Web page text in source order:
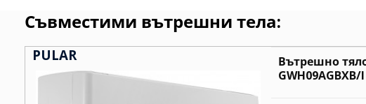
Съвместими вътрешни тела:
PULAR
Вътрешно
GWH09AGBXB/